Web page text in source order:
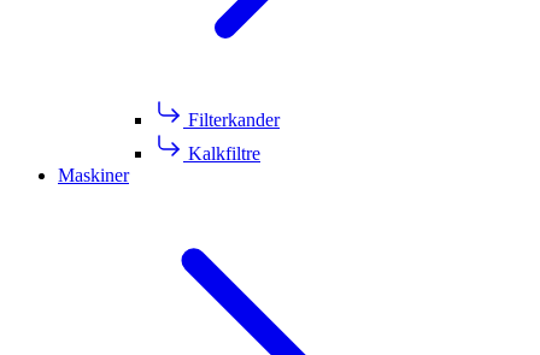
Filterkander
Kalkfiltre
Maskiner